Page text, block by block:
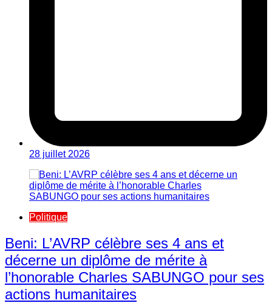
28 juillet 2026
Politique
Beni: L’AVRP célèbre ses 4 ans et
décerne un diplôme de mérite à
l’honorable Charles SABUNGO pour ses
actions humanitaires